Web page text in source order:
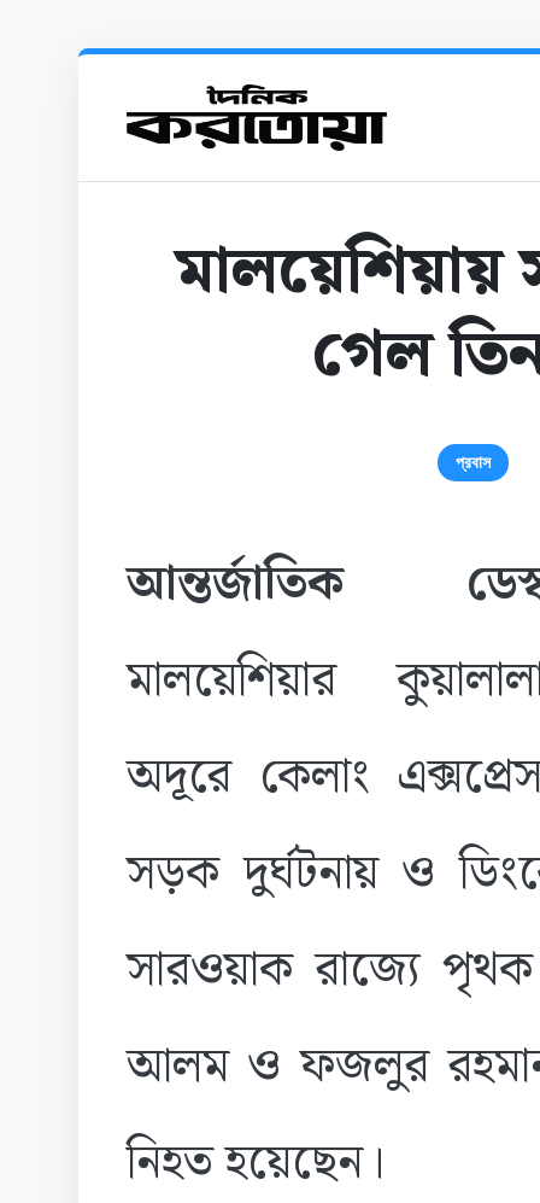
মালয়েশিয়ায়
গেল
প্রবাস
আন্তর্জাতিক
মালয়েশিয়ার
অদূরে কেলাং
সড়ক দুর্ঘটনায় ও
সারওয়াক রাজ্যে
আলম ও ফজলুর রহমান
নিহত হয়েছেন।